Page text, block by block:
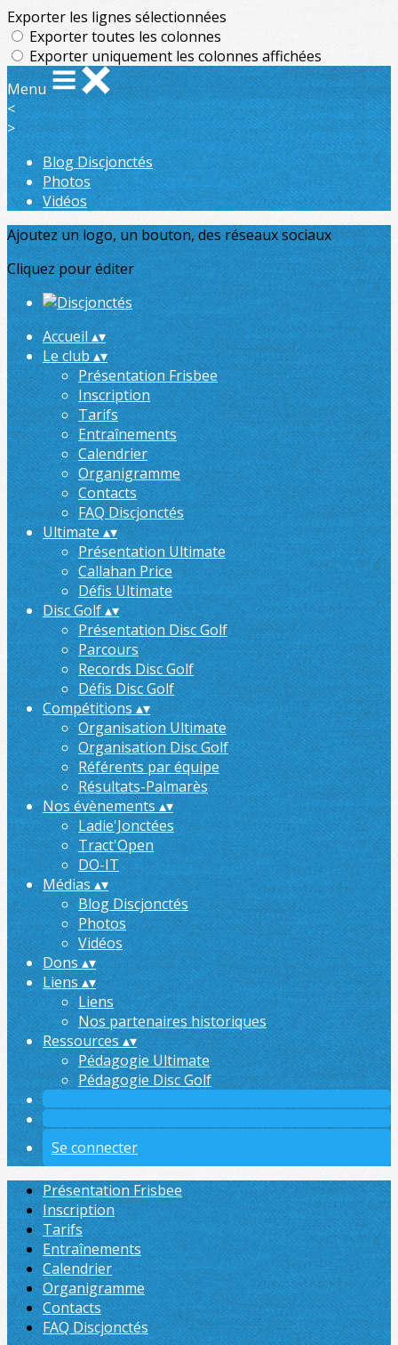
Exporter les lignes sélectionnées
Exporter toutes les colonnes
Exporter uniquement les colonnes affichées
Menu
<
>
Blog Discjonctés
Photos
Vidéos
Ajoutez un logo, un bouton, des réseaux sociaux
Cliquez pour éditer
Accueil▴▾
Le club▴▾
Présentation Frisbee
Inscription
Tarifs
Entraînements
Calendrier
Organigramme
Contacts
FAQ Discjonctés
Ultimate▴▾
Présentation Ultimate
Callahan Price
Défis Ultimate
Disc Golf▴▾
Présentation Disc Golf
Parcours
Records Disc Golf
Défis Disc Golf
Compétitions▴▾
Organisation Ultimate
Organisation Disc Golf
Référents par équipe
Résultats-Palmarès
Nos évènements▴▾
Ladie'Jonctées
Tract'Open
DO-IT
Médias▴▾
Blog Discjonctés
Photos
Vidéos
Dons▴▾
Liens▴▾
Liens
Nos partenaires historiques
Ressources▴▾
Pédagogie Ultimate
Pédagogie Disc Golf
Se connecter
Présentation Frisbee
Inscription
Tarifs
Entraînements
Calendrier
Organigramme
Contacts
FAQ Discjonctés